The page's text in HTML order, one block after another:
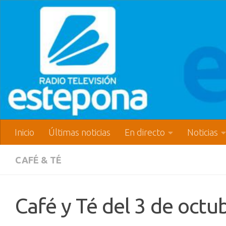
Inicio Últimas noticias En directo Noticias
CAFÉ & TÉ
Café y Té del 3 de